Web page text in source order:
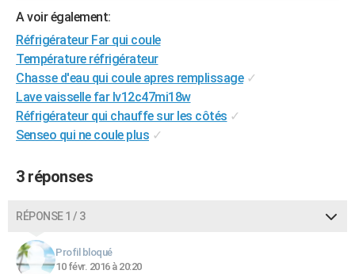
Alimentation
Guide de la santé
Maladies
Médicaments
Sommeil
Destinations
City break
Voyage nature
Voyage de noces
Forum
Climat
+PHOTO
GUIDES D'ACHAT
BONS PLANS
Carte de Noël
Carte Bonne année
Carte Saint-Valentin
Carte Pâques
Carte d'anniversaire
DICTIONNAIRE
Dictionnaire
Biographies
Citations
Expressions
Proverbes
PROGRAMME TV
COPAINS D'AVANT
A voir également:
Réfrigérateur Far qui coule
Température réfrigérateur
Chasse d'eau qui coule apres remplissage ✓
Lave vaisselle far lv12c47mi18w
Réfrigérateur qui chauffe sur les côtés ✓
Senseo qui ne coule plus ✓
3 réponses
RÉPONSE 1 / 3
Profil bloqué
10 févr. 2016 à 20:20